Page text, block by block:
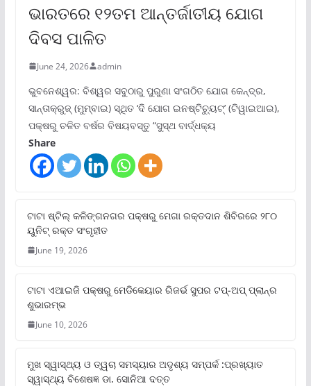
ଭାରତରେ ୧୨ତମ ଆନ୍ତର୍ଜାତୀୟ ଯୋଗ
ଦିବସ ପାଳିତ
June 24, 2026 admin
ଭୁବନେଶ୍ୱର: ବିଶ୍ୱର ସବୁଠାରୁ ପୁରୁଣା ସଂଗଠିତ ଯୋଗ କେନ୍ଦ୍ର,
ସାନ୍ତାକ୍ରୁଜ୍ (ମୁମ୍ବାଇ) ସ୍ଥିତ ‘ଦି ଯୋଗ ଇନଷ୍ଟିଚ୍ୟୁଟ୍‌’ (ଟିୱାଇଆଇ),
ପକ୍ଷରୁ ଚଳିତ ବର୍ଷର ବିଷୟବସ୍ତୁ “ସୁସ୍ଥ ବାର୍ଦ୍ଧକ୍ୟ
Share
ଟାଟା ଷ୍ଟିଲ୍‌ କଳିଙ୍ଗନଗର ପକ୍ଷରୁ ମେଗା ରକ୍ତଦାନ ଶିବିରରେ ୨୮୦
ୟୁନିଟ୍‌ ରକ୍ତ ସଂଗୃହୀତ
June 19, 2026
ଟାଟା ଏଆଇଜି ପକ୍ଷରୁ ମେଡିକେୟାର ରିଜର୍ଭ ସୁପର ଟପ୍‌-ଅପ୍ ପ୍ଲାନ୍‌ର
ଶୁଭାରମ୍ଭ
June 10, 2026
ମୁଖ ସ୍ୱାସ୍ଥ୍ୟ ଓ ତ୍ୱଚା ସମସ୍ୟାର ଅଦୃଶ୍ୟ ସମ୍ପର୍କ :ପ୍ରଖ୍ୟାତ
ସ୍ୱାସ୍ଥ୍ୟ ବିଶେଷଜ୍ଞ ଡା. ସୋନିଆ ଦତ୍ତ